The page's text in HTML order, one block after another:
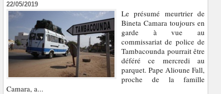
22/05/2019
Le présumé meurtrier de
Bineta Camara toujours en
garde à vue au
commissariat de police de
Tambacounda pourrait être
déféré ce mercredi au
parquet. Pape Alioune Fall,
proche de la famille
Camara, a...